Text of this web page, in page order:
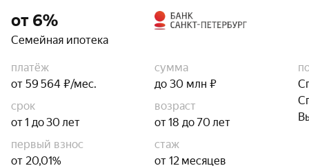
от 6%
Семейная ипотека
платёж
от 59 564 ₽/мес.
сумма
до 30 млн ₽
срок
от 1 до 30 лет
возраст
от 18 до 70 лет
первый взнос
от 20,01%
стаж
от 12 месяцев